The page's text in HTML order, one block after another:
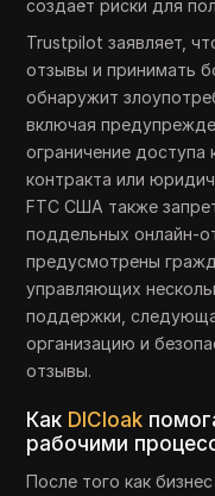
создаёт риски для
Trustpilot заявляет,
отзывы и принимать
обнаружит
включая
ограничение доступа
контракта или
FTC США также
поддельных онлайн-
предусмотрены
управляющих
поддержки,
организацию и
отзывы.
Как DICloak
рабочими
После того как